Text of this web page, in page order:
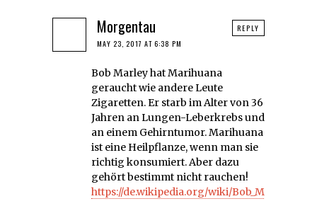
Morgentau
MAY 23, 2017 AT 6:38 PM
Bob Marley hat Marihuana
geraucht wie andere Leute
Zigaretten. Er starb im Alter von 36
Jahren an Lungen-Leberkrebs und
an einem Gehirntumor. Marihuana
ist eine Heilpflanze, wenn man sie
richtig konsumiert. Aber dazu
gehört bestimmt nicht rauchen!
https://de.wikipedia.org/wiki/Bob_Marley
REPLY